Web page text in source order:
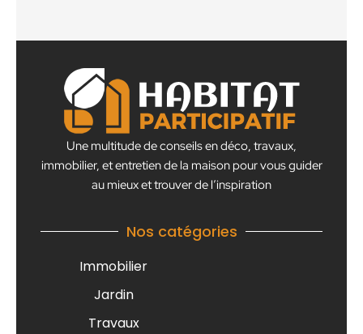
Une multitude de conseils en déco, travaux,
immobilier, et entretien de la maison pour vous guider
au mieux et trouver de l’inspiration
Nos catégories
Immobilier
Jardin
Travaux